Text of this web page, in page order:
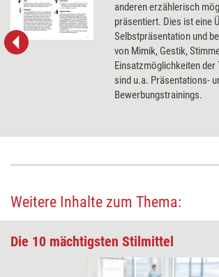
anderen erzählerisch
präsentiert. Dies ist eine
Selbstpräsentation und
von Mimik, Gestik,
Einsatzmöglichkeiten
sind u.a. Präsentations-
Bewerbungstrainings.
Weitere Inhalte zum Thema:
Die 10 mächtigsten ­Stilmittel